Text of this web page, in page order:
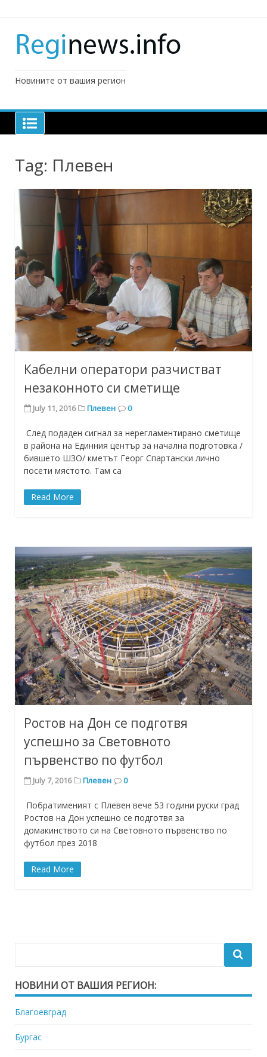
Новините от вашия регион
Tag: Плевен
Кабелни оператори разчистват
незаконното си сметище
July 11, 2016 Плевен 0
След подаден сигнал за нерегламентирано сметище
в района на Единния център за начална подготовка /
бившето ШЗО/ кметът Георг Спартански лично
посети мястото. Там са
Read More
Ростов на Дон се подготвя
успешно за Световното
първенство по футбол
July 7, 2016 Плевен 0
Побратименият с Плевен вече 53 години руски град
Ростов на Дон успешно се подготвя за
домакинството си на Световното първенство по
футбол през 2018
Read More
НОВИНИ ОТ ВАШИЯ РЕГИОН:
Благоевград
Бургас